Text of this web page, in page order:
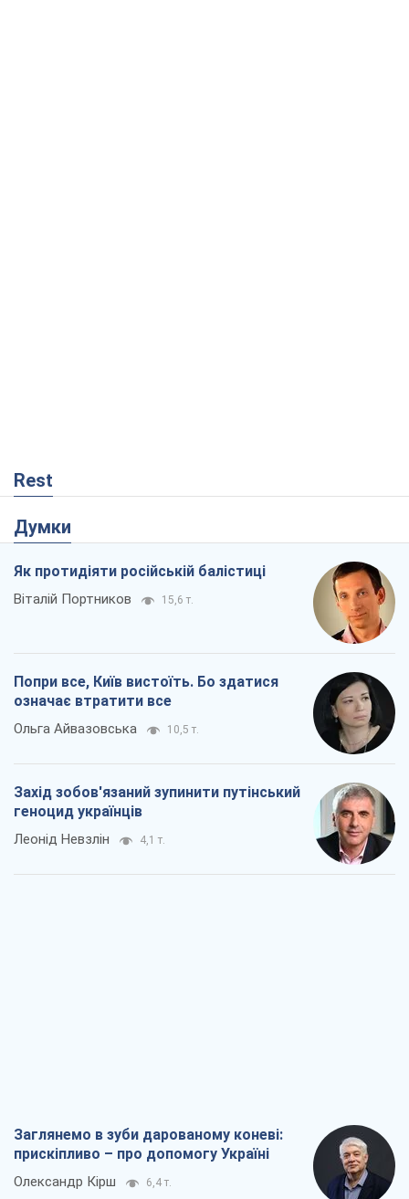
Rest
Думки
Як протидіяти російській балістиці
Віталій Портников 15,6 т.
Попри все, Київ вистоїть. Бо здатися
означає втратити все
Ольга Айвазовська 10,5 т.
Захід зобов'язаний зупинити путінський
геноцид українців
Леонід Невзлін 4,1 т.
Заглянемо в зуби дарованому коневі:
прискіпливо – про допомогу Україні
Олександр Кірш 6,4 т.